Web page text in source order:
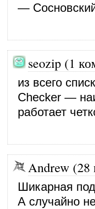
—
seozip (1
из всего
Checker —
работает
Andrew (28
Шикарная
А случайно